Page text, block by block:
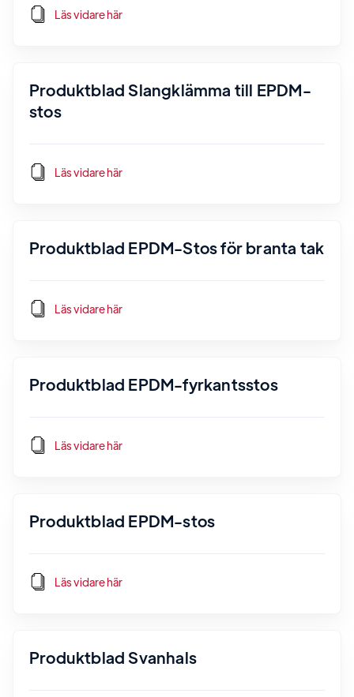
Läs vidare här
Produktblad Slangklämma till EPDM-
stos
Läs vidare här
Produktblad EPDM-Stos för branta tak
Läs vidare här
Produktblad EPDM-fyrkantsstos
Läs vidare här
Produktblad EPDM-stos
Läs vidare här
Produktblad Svanhals